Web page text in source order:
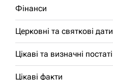
Фінанси
Церковні та святкові дати
Цікаві та визначні постаті
Цікаві факти